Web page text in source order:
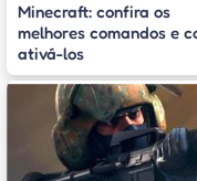
Minecraft: confira os
melhores comandos e
ativá-los